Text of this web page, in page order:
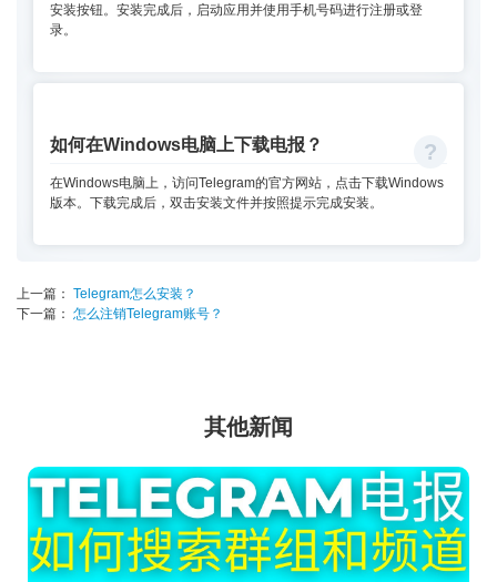
安装按钮。安装完成后，启动应用并使用手机号码进行注册或登
录。
如何在Windows电脑上下载电报？
在Windows电脑上，访问Telegram的官方网站，点击下载Windows
版本。下载完成后，双击安装文件并按照提示完成安装。
上一篇： Telegram怎么安装？
下一篇： 怎么注销Telegram账号？
其他新闻